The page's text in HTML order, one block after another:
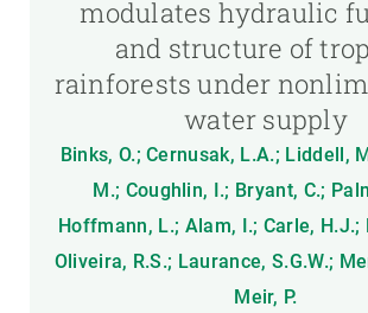
modulates hydraulic
and structure of
rainforests under
water supply
Binks, O.; Cernusak, L.A.; Liddell,
M.; Coughlin, I.; Bryant, C.;
Hoffmann, L.; Alam, I.; Carle, H.J.;
Oliveira, R.S.; Laurance, S.G.W.;
Meir, P.